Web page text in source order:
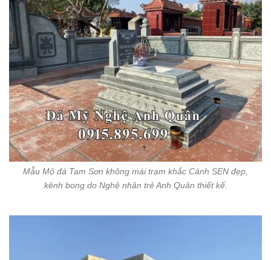
Mẫu Mộ đá Tam Sơn không mái trạm khắc Cánh SEN đẹp,
kênh bong do Nghệ nhân trẻ Anh Quân thiết kế.